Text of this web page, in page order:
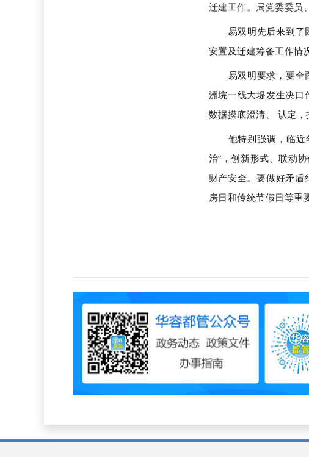
迁建工作。局党委委员
易双明先后来到了
安置及迁建筹备工作情
易双明要求，要全
洲垸一线大堤发生决口
数据摸底澄清、 认定，
他特别强调，临
治”，创新形式、联动
财产安全。要做好矛
房日和传统节假日等重